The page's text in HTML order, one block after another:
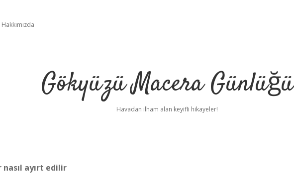
Hakkımızda
Gökyüzü Macera Günlüğü
Havadan ilham alan keyifli hikayeler!
ayırt edilir